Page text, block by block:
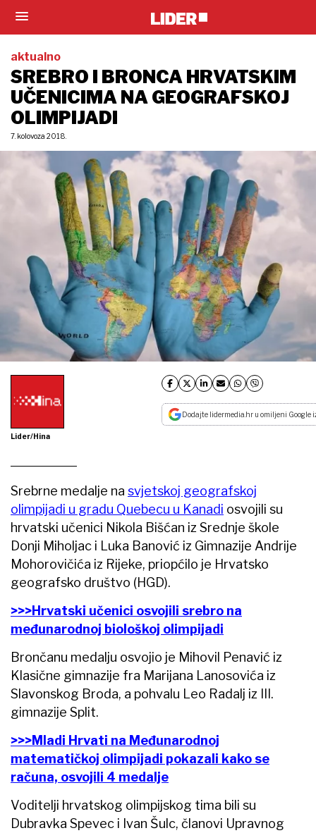
aktualno
SREBRO I BRONCA HRVATSKIM
UČENICIMA NA GEOGRAFSKOJ
OLIMPIJADI
7. kolovoza 2018.
Lider/Hina
Dodajte lidermedia.hr u omiljeni Google
Srebrne medalje na svjetskoj geografskoj
olimpijadi u gradu Quebecu u Kanadi osvojili su
hrvatski učenici Nikola Bišćan iz Srednje škole
Donji Miholjac i Luka Banović iz Gimnazije Andrije
Mohorovičića iz Rijeke, priopćilo je Hrvatsko
geografsko društvo (HGD).
>>>Hrvatski učenici osvojili srebro na
međunarodnoj biološkoj olimpijadi
Brončanu medalju osvojio je Mihovil Penavić iz
Klasične gimnazije fra Marijana Lanosovića iz
Slavonskog Broda, a pohvalu Leo Radalj iz III.
gimnazije Split.
>>>Mladi Hrvati na Međunarodnoj
matematičkoj olimpijadi pokazali kako se
računa, osvojili 4 medalje
Voditelji hrvatskog olimpijskog tima bili su
Dubravka Spevec i Ivan Šulc, članovi Upravnog